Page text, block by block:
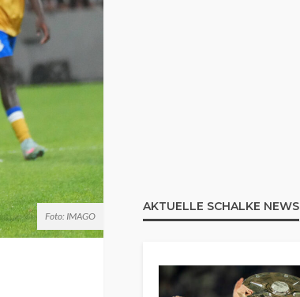
Foto: IMAGO
AKTUELLE SCHALKE NEWS